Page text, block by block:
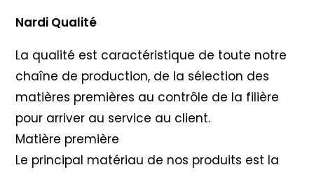
Nardi Qualité
La qualité est caractéristique de toute notre
chaîne de production, de la sélection des
matières premières au contrôle de la filière
pour arriver au service au client.
Matière première
Le principal matériau de nos produits est la